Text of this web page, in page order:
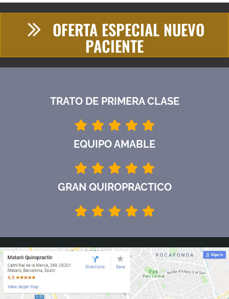
OFERTA ESPECIAL NUEVO
PACIENTE
TRATO DE PRIMERA CLASE
EQUIPO AMABLE
GRAN QUIROPRACTICO